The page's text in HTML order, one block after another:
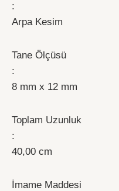
:
Arpa Kesim
Tane Ölçüsü
:
8 mm x 12 mm
Toplam Uzunluk
:
40,00 cm
İmame Maddesi